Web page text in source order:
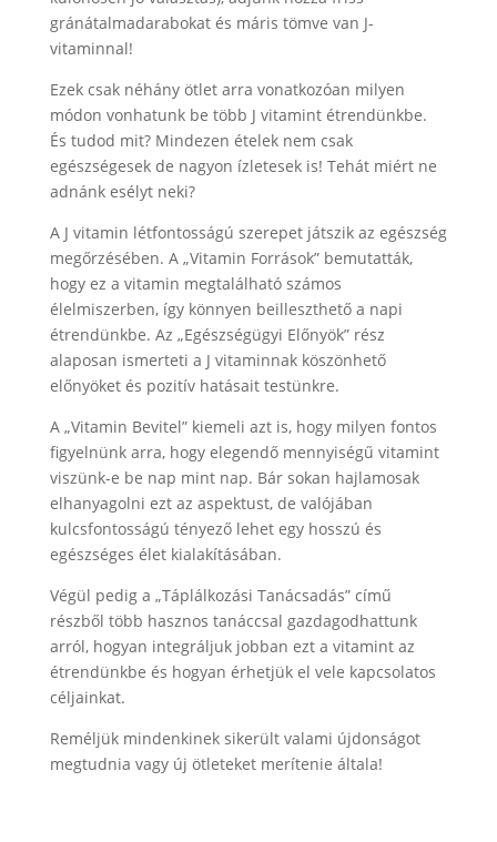
gránátalmadarabokat és máris tömve van J-
vitaminnal!
Ezek csak néhány ötlet arra vonatkozóan milyen
módon vonhatunk be több J vitamint étrendünkbe.
És tudod mit? Mindezen ételek nem csak
egészségesek de nagyon ízletesek is! Tehát miért ne
adnánk esélyt neki?
A J vitamin létfontosságú szerepet játszik az egészség
megőrzésében. A „Vitamin Források” bemutatták,
hogy ez a vitamin megtalálható számos
élelmiszerben, így könnyen beilleszthető a napi
étrendünkbe. Az „Egészségügyi Előnyök” rész
alaposan ismerteti a J vitaminnak köszönhető
előnyöket és pozitív hatásait testünkre.
A „Vitamin Bevitel” kiemeli azt is, hogy milyen fontos
figyelnünk arra, hogy elegendő mennyiségű vitamint
viszünk-e be nap mint nap. Bár sokan hajlamosak
elhanyagolni ezt az aspektust, de valójában
kulcsfontosságú tényező lehet egy hosszú és
egészséges élet kialakításában.
Végül pedig a „Táplálkozási Tanácsadás” című
részből több hasznos tanáccsal gazdagodhattunk
arról, hogyan integráljuk jobban ezt a vitamint az
étrendünkbe és hogyan érhetjük el vele kapcsolatos
céljainkat.
Reméljük mindenkinek sikerült valami újdonságot
megtudnia vagy új ötleteket merítenie általa!